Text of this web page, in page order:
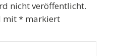
nicht veröffentlicht.
mit* markiert